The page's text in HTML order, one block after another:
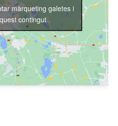
màrqueting galetes i
contingut